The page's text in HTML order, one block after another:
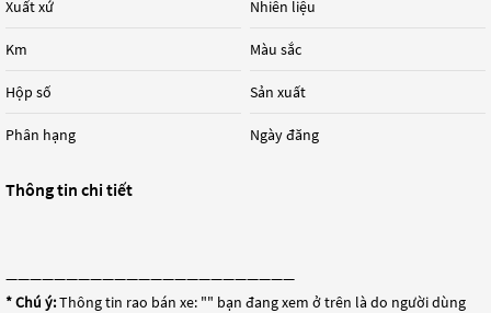
Xuất xứ
Km
Hộp số
Phân hạng
Nhiên liệu
Màu sắc
Sản xuất
Ngày đăng
Thông tin chi tiết
————————————————————————
* Chú ý:Thông tin rao bán xe: "" bạn đang xem ở trên là do người dùng